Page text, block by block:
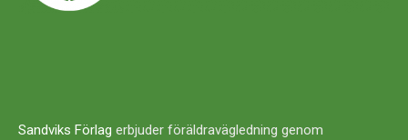
Sandviks Förlag erbjuder föräldravägledning genom